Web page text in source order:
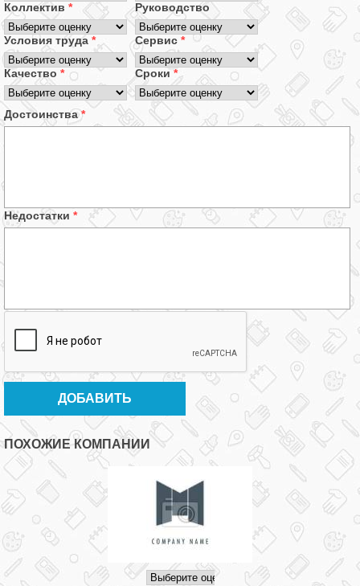
Коллектив * Руководство
Условия труда * Сервис *
Качество * Сроки *
Достоинства*
Недостатки *
ПОХОЖИЕ КОМПАНИИ